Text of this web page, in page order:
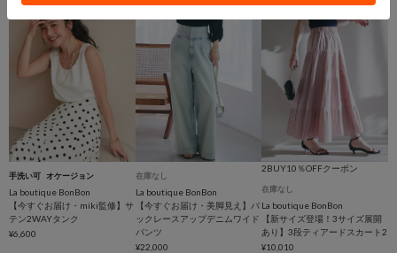
手洗い可 オケージョン
La boutique BonBon
【今すぐお届け・miki監修】サ
テン2WAYタンク
¥6,600
在庫なし
La boutique BonBon
【今すぐお届け・美脚見え】バ
ックレースアップデニムワイド
パンツ
¥22,000
2BUY10％OFFクーポン
在庫なし
La boutique BonBon
【新サイズ登場！3サイズ展開
あり】3段ティアードスカート2
¥10,010